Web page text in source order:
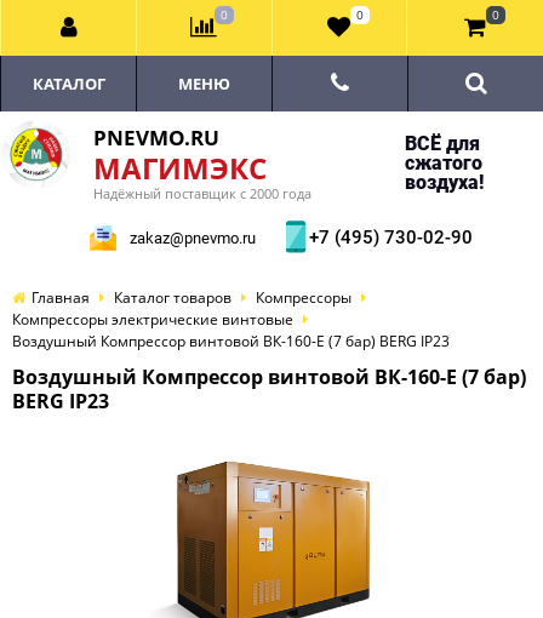
PNEVMO.RU
МАГИМЭКС
Надёжный поставщик с 2000 года
ВСЁ для
сжатого
воздуха!
zakaz@pnevmo.ru +7 (495) 730-02-90
КАТАЛОГ МЕНЮ
Главная Каталог товаров
Компрессоры
Компрессоры электрические винтовые
Воздушный Компрессор винтовой ВК-160-E (7 бар) BERG IP23
Воздушный Компрессор винтовой ВК-160-E (7 бар)
BERG IP23
0 0 0